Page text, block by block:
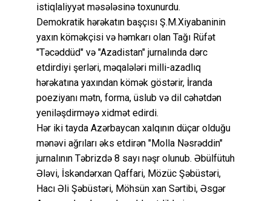
istiqlaliyyət məsələsinə toxunurdu.
Demokratik hərəkatın başçısı Ş.M.Xiyabaninin
yaxın köməkçisi və həmkarı olan Tağı Rüfət
"Təcəddüd" və "Azadistan" jurnalında dərc
etdirdiyi şerləri, məqalələri milli-azadlıq
hərəkatına yaxından kömək göstərir, İranda
poeziyanı mətn, forma, üslub və dil cəhətdən
yeniləşdirməyə xidmət edirdi.
Hər iki tayda Azərbaycan xalqının düçar olduğu
mənəvi ağrıları əks etdirən "Molla Nəsrəddin"
jurnalının Təbrizdə 8 sayı nəşr olunub. Əbülfütuh
Ələvi, İskəndərxan Qaffari, Mözüc Şəbüstəri,
Hacı Əli Şəbüstəri, Möhsün xan Sərtibi, Əsgər